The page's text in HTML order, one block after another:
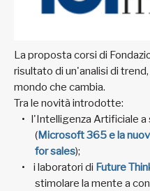
La proposta corsi di
risultato di un'analisi di
mondo che cambia.
Tra le novità introdotte:
l'Intelligenza Artificiale a
(Microsoft 365 e la
for sales);
i laboratori di Future
stimolare la mente a